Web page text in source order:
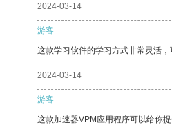
2024-03-14
游客
这款学习软件的学习方式非常灵活
2024-03-14
游客
这款加速器VPM应用程序可以给你